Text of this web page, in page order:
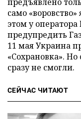
само
этом у
предупредить
11 мая Украина
«Сохрановка».
сразу не смогли.
СЕЙЧАС ЧИТАЮТ